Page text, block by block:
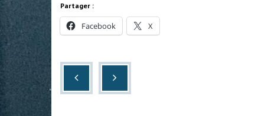
Partager :
Facebook X